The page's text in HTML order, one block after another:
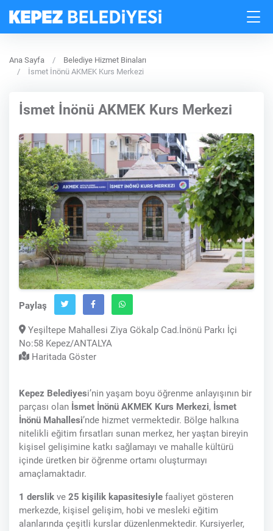
Ana Sayfa
Belediye Hizmet Binaları
İsmet İnönü AKMEK Kurs Merkezi
İsmet İnönü AKMEK Kurs Merkezi
Paylaş
Yeşiltepe Mahallesi Ziya Gökalp Cad.İnönü Parkı İçi
No:58 Kepez/ANTALYA
Haritada Göster
Kepez Belediyesi’nin yaşam boyu öğrenme anlayışının bir
parçası olan İsmet İnönü AKMEK Kurs Merkezi, İsmet
İnönü Mahallesi’nde hizmet vermektedir. Bölge halkına
nitelikli eğitim fırsatları sunan merkez, her yaştan bireyin
kişisel gelişimine katkı sağlamayı ve mahalle kültürü
içinde üretken bir öğrenme ortamı oluşturmayı
amaçlamaktadır.
1 derslik ve 25 kişilik kapasitesiyle faaliyet gösteren
merkezde, kişisel gelişim, hobi ve mesleki eğitim
alanlarında çeşitli kurslar düzenlenmektedir. Kursiyerler,